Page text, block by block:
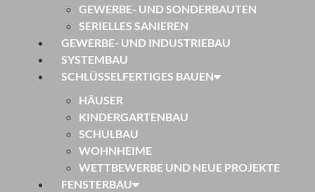
GEWERBE- UND SONDERBAUTEN
SERIELLES SANIEREN
GEWERBE- UND INDUSTRIEBAU
SYSTEMBAU
SCHLÜSSELFERTIGES BAUEN
HÄUSER
KINDERGARTENBAU
SCHULBAU
WOHNHEIME
WETTBEWERBE UND NEUE PROJEKTE
FENSTERBAU